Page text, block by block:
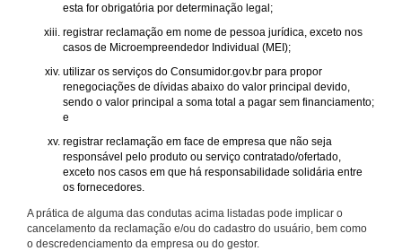
esta for obrigatória por determinação legal;
registrar reclamação em nome de pessoa jurídica, exceto nos
casos de Microempreendedor Individual (MEI);
utilizar os serviços do Consumidor.gov.br para propor
renegociações de dívidas abaixo do valor principal devido,
sendo o valor principal a soma total a pagar sem financiamento;
e
registrar reclamação em face de empresa que não seja
responsável pelo produto ou serviço contratado/ofertado,
exceto nos casos em que há responsabilidade solidária entre
os fornecedores.
A prática de alguma das condutas acima listadas pode implicar o
cancelamento da reclamação e/ou do cadastro do usuário, bem como
o descredenciamento da empresa ou do gestor.